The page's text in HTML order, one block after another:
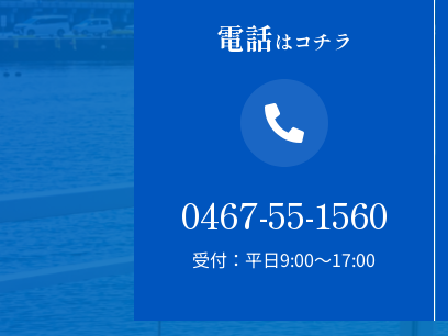
電話はコチラ
0467-55-1560
受付：平日9:00～17:00